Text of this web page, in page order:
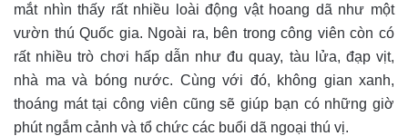
mắt nhìn thấy rất nhiều loài động vật hoang dã như một
vườn thú Quốc gia. Ngoài ra, bên trong công viên còn có
rất nhiều trò chơi hấp dẫn như đu quay, tàu lửa, đạp vịt,
nhà ma và bóng nước. Cùng với đó, không gian xanh,
thoáng mát tại công viên cũng sẽ giúp bạn có những giờ
phút ngắm cảnh và tổ chức các buổi dã ngoại thú vị.